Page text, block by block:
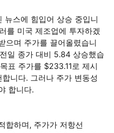
뉴스에 힘입어 상승 중입니
를 미국 제조업에 투자하겠
으며 주가를 끌어올렸습니
일 종가 대비 5.84 상승했습
표 주가를 $233.11로 제시
니다. 그러나 주가 변동성
합니다.
합하며, 주가가 저항선